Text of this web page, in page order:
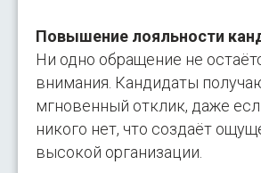
Повышение лояльности
Ни одно обращение не
внимания. Кандидаты
мгновенный отклик, даже
никого нет, что создаёт
высокой организации.